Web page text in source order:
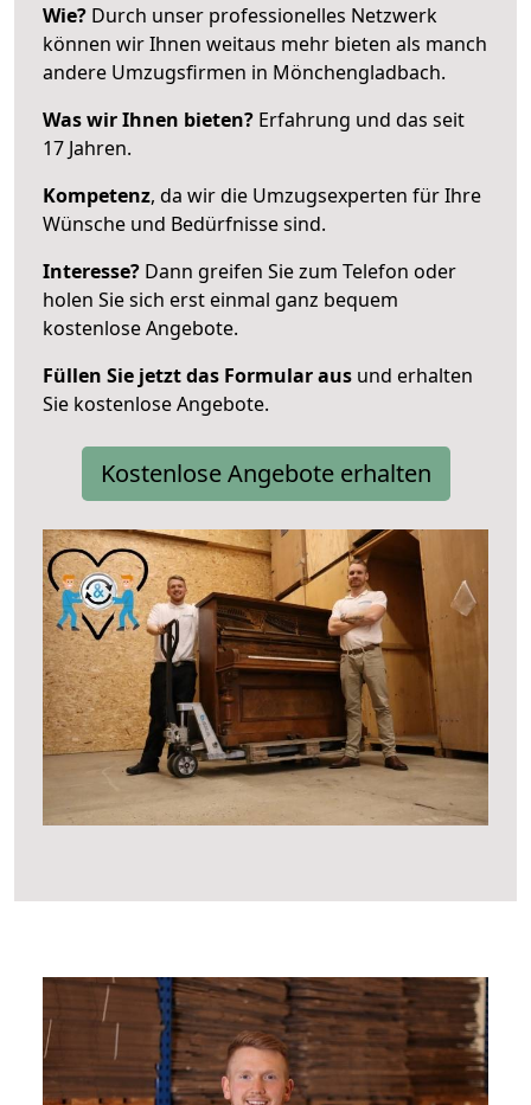
Wie? Durch unser professionelles Netzwerk
können wir Ihnen weitaus mehr bieten als manch
andere Umzugsfirmen in Mönchengladbach.
Was wir Ihnen bieten? Erfahrung und das seit
17 Jahren.
Kompetenz, da wir die Umzugsexperten für Ihre
Wünsche und Bedürfnisse sind.
Interesse? Dann greifen Sie zum Telefon oder
holen Sie sich erst einmal ganz bequem
kostenlose Angebote.
Füllen Sie jetzt das Formular aus und erhalten
Sie kostenlose Angebote.
Kostenlose Angebote erhalten